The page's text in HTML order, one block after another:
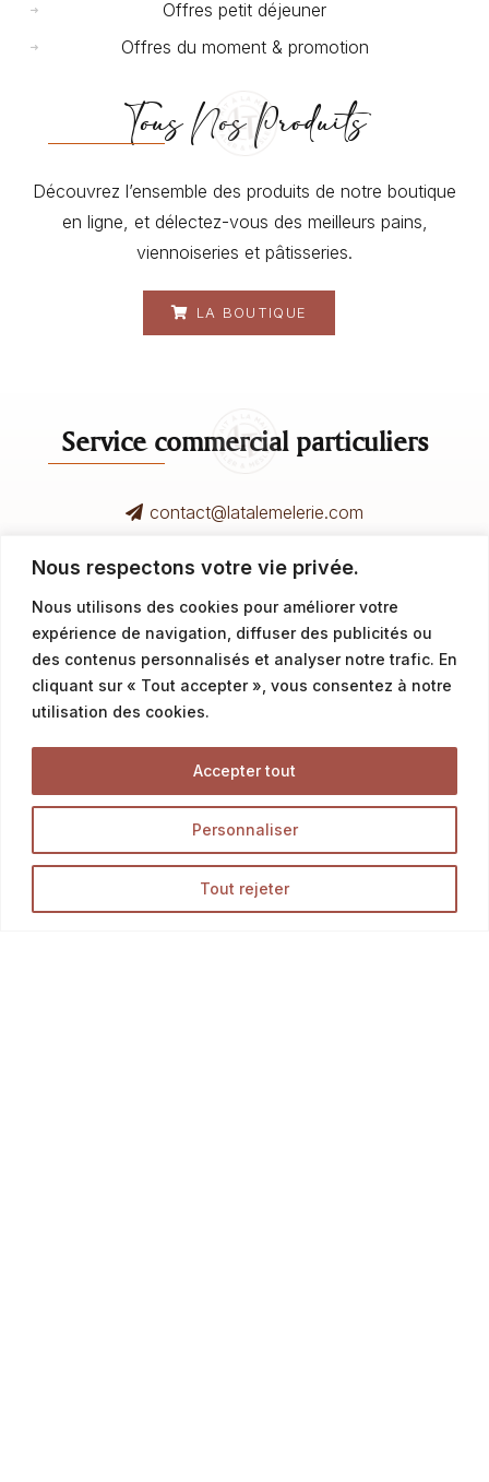
Nous respectons votre vie privée.
Nous utilisons des cookies pour améliorer votre
expérience de navigation, diffuser des publicités ou
des contenus personnalisés et analyser notre trafic. En
cliquant sur « Tout accepter », vous consentez à notre
utilisation des cookies.
Personnaliser
Tout rejeter
Accepter tout
Offres petit déjeuner
Offres du moment & promotion
Tous Nos Produits
Découvrez l’ensemble des produits de notre boutique
en ligne, et délectez-vous des meilleurs pains,
viennoiseries et pâtisseries.
LA BOUTIQUE
Service commercial particuliers
contact@latalemelerie.com
04 76 43 20 09
Service commercial professionnels
commercial@latalemelerie.com
04 76 43 20 09
Accueil
La Talemelerie